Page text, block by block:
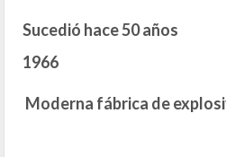
Sucedió hace 50 años
1966
Moderna fábrica de